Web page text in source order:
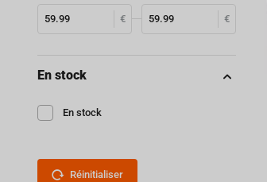
€ €
En stock
En stock
Réinitialiser